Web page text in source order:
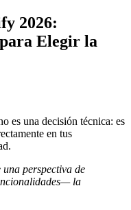
2026:
Elegir la
es una decisión técnica: es
en tus
perspectiva de
la